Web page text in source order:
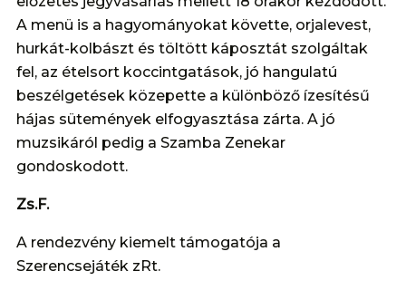
A menü is a hagyományokat követte, orjalevest,
hurkát-kolbászt és töltött káposztát szolgáltak
fel, az ételsort koccintgatások, jó hangulatú
beszélgetések közepette a különböző ízesítésű
hájas sütemények elfogyasztása zárta. A jó
muzsikáról pedig a Szamba Zenekar
gondoskodott.
Zs.F.
A rendezvény kiemelt támogatója a
Szerencsejáték zRt.